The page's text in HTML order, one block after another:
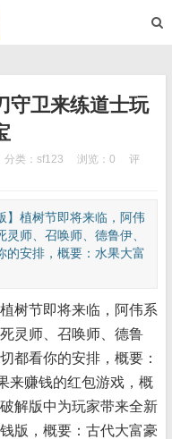
守卫来练道士玩
分类： sf123 浏览：0
评
植树节即将来临，阿伟
师、召唤师、德鲁伊、
的安排，概要：水果大富
节即将来临，阿伟系
灵师、召唤师、德鲁
都看你的安排，概要：
来赚钱的红包游戏，概
解版中为玩家带来全新
版，概要：古代大富豪